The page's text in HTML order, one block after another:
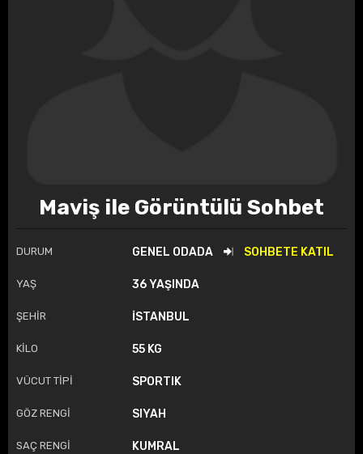
Maviş ile Görüntülü Sohbet
DURUM GENEL ODADA SOHBETE KATIL
YAŞ 36 YAŞINDA
ŞEHİR İSTANBUL
KİLO 55 KG
VÜCUT TİPİ SPORTIK
GÖZ RENGİ SIYAH
SAÇ RENGİ KUMRAL